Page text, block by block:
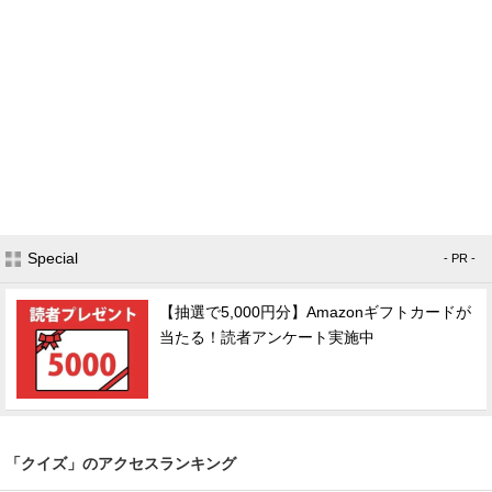
Special - PR -
【抽選で5,000円分】Amazonギフトカードが
当たる！読者アンケート実施中
「クイズ」のアクセスランキング